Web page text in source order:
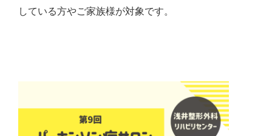
している方やご家族様が対象です。